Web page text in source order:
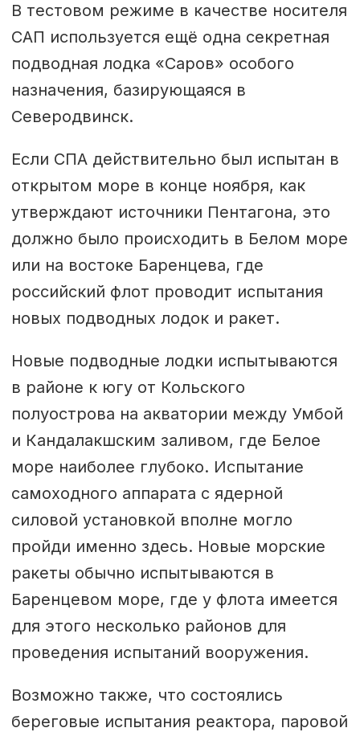
В тестовом режиме в качестве носителя
САП используется ещё одна секретная
подводная лодка «Саров» особого
назначения, базирующаяся в
Северодвинск.
Если СПА действительно был испытан в
открытом море в конце ноября, как
утверждают источники Пентагона, это
должно было происходить в Белом море
или на востоке Баренцева, где
российский флот проводит испытания
новых подводных лодок и ракет.
Новые подводные лодки испытываются
в районе к югу от Кольского
полуострова на акватории между Умбой
и Кандалакшским заливом, где Белое
море наиболее глубоко. Испытание
самоходного аппарата с ядерной
силовой установкой вполне могло
пройди именно здесь. Новые морские
ракеты обычно испытываются в
Баренцевом море, где у флота имеется
для этого несколько районов для
проведения испытаний вооружения.
Возможно также, что состоялись
береговые испытания реактора, паровой